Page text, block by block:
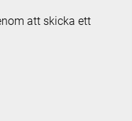
att skicka ett